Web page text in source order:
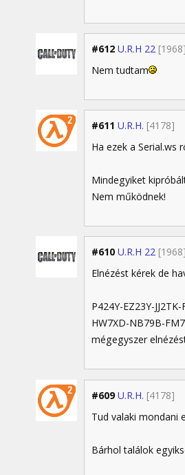
#612 U.R.H 22 [1968]
Nem tudtam
#611 U.R.H. [4178]
Ha ezek a Serial.ws
Mindegyiket
Nem működnek!
#610 U.R.H 22 [1968]
Elnézést kérek de
P424Y-EZ23Y-
HW7XD-NB79B-
mégegyszer
#609 U.R.H. [4178]
Tud valaki mondani
Bárhol találok